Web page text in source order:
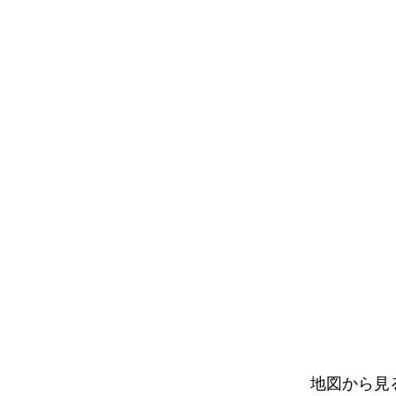
地図から見